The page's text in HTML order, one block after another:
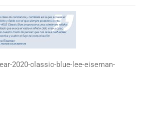
2020-classic-blue-lee-eiseman-